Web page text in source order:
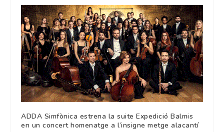
ADDA Simfònica estrena la suite Expedició Balmis
en un concert homenatge a l’insigne metge alacantí